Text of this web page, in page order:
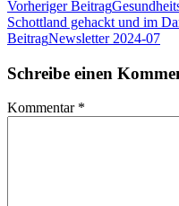
Beitragsnavigation
Vorheriger Beitrag
Schottland gehackt und im
BeitragNewsletter 2024-07
Schreibe einen
Kommentar *